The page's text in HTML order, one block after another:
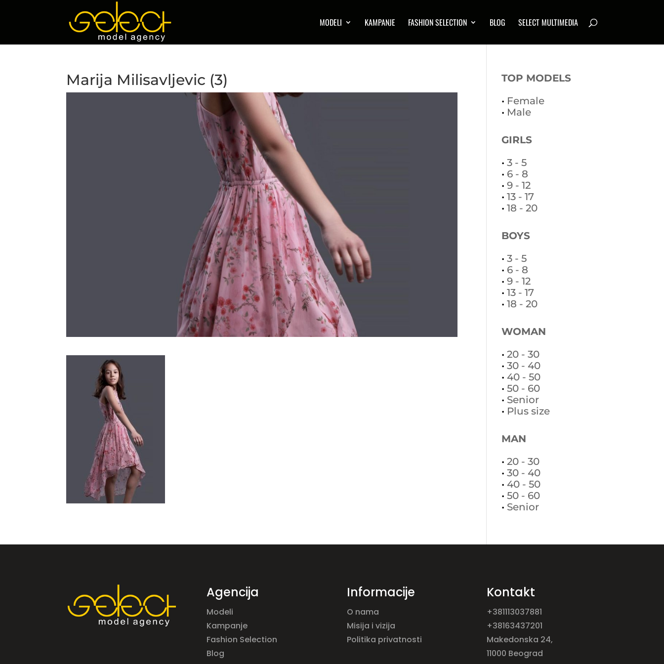
MODELI KAMPANJE FASHION SELECTION BLOG SELECT MULTIMEDIA
Marija Milisavljevic (3)
TOP MODELS
• Female
• Male
GIRLS
•3 - 5
• 6 - 8
•9 - 12
•13 - 17
•18 - 20
BOYS
•3 - 5
• 6 - 8
•9 - 12
•13 - 17
•18 - 20
WOMAN
•20 - 30
•30 - 40
•40 - 50
•50 - 60
• Senior
• Plus size
MAN
•20 - 30
•30 - 40
•40 - 50
•50 - 60
• Senior
Agencija
Modeli
Kampanje
Fashion Selection
Blog
Informacije
O nama
Misija i vizija
Politika privatnosti
Kontakt
+381113037881
+38163437201
Makedonska 24,
11000 Beograd